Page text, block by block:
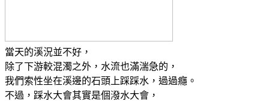
當天的溪況並不好，
除了下游較混濁之外，水流也滿湍急的，
我們索性坐在溪邊的石頭上踩踩水，過過癮。
不過，踩水大會其實是個潑水大會，